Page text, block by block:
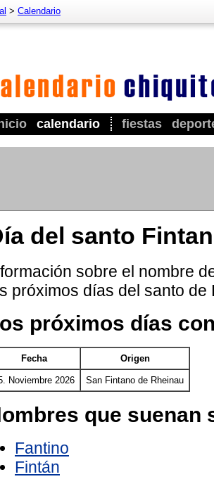
calendario fiestas
> Calendario
del santo
sobre el nombre
próximos días del santo de
próximos días
Fecha Origen
Noviembre 2026 San Fintano de Rheinau
que suenan
Fantino
Fintán